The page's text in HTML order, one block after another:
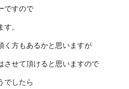
ですので
。
く方もあるかと思いますが
させて頂けると思いますので
でしたら